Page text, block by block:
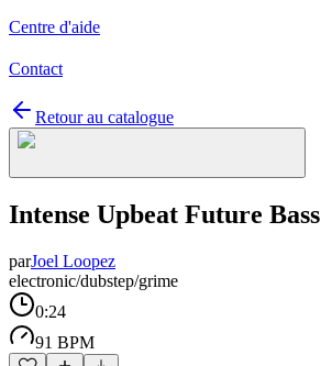
Centre d'aide
Contact
Retour au catalogue
Intense Upbeat Future Bass
parJoel Loopez
electronic/dubstep/grime
0:24
91 BPM